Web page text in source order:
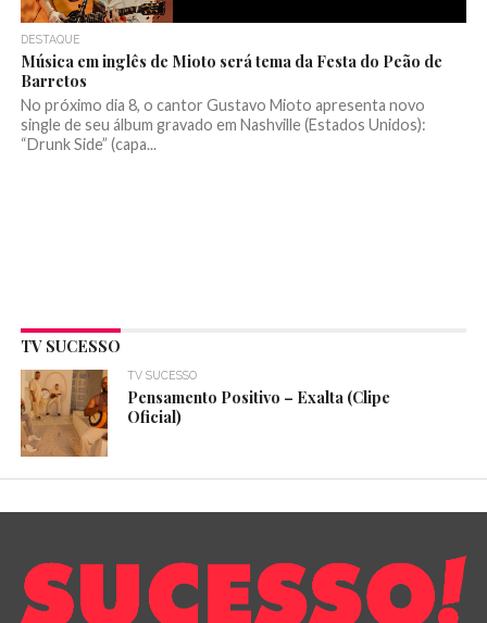
DESTAQUE
Música em inglês de Mioto será tema da Festa do Peão de
Barretos
No próximo dia 8, o cantor Gustavo Mioto apresenta novo
single de seu álbum gravado em Nashville (Estados Unidos):
“Drunk Side” (capa...
TV SUCESSO
TV SUCESSO
Pensamento Positivo – Exalta (Clipe
Oficial)